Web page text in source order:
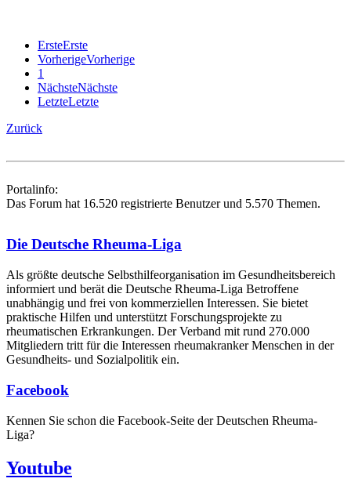
ErsteErste
VorherigeVorherige
1
NächsteNächste
LetzteLetzte
Zurück
Portalinfo:
Das Forum hat 16.520 registrierte Benutzer und 5.570 Themen.
Die Deutsche Rheuma-Liga
Als größte deutsche Selbsthilfe­organisation im Gesundheitsbereich
informiert und berät die Deutsche Rheuma-Liga Betroffene
unabhängig und frei von kommerziellen Interessen. Sie bietet
praktische Hilfen und unterstützt Forschungsprojekte zu
rheumatischen Erkrankungen. Der Verband mit rund 270.000
Mitgliedern tritt für die Interessen rheumakranker Menschen in der
Gesundheits- und Sozialpolitik ein.
Facebook
Kennen Sie schon die Facebook-Seite der Deutschen Rheuma-
Liga?
Youtube